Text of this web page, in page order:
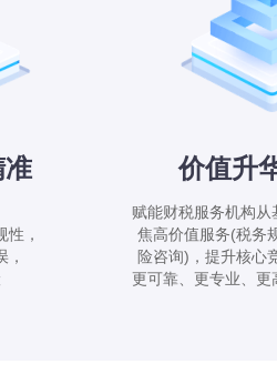
准
性，
，
价值升
赋能财税服务机构从
焦高价值服务(税务
险咨询)，提升核心
更可靠、更专业、